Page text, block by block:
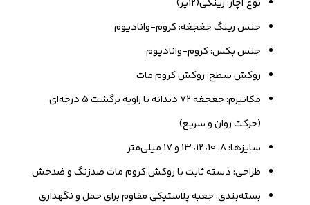
جنس رینگ جغجغه: کروم-وانادیوم
جنس بکس: کروم-وانادیوم
روکش سطح: روکش کروم مات
مکانیزم: جغجغه 72 دندانه با زاویه برگشت 5 درجه‌ای
(حرکت روان و سریع)
سایزها: 8، 10، 12، 13 و 17 میلی‌متر
طراحی: دسته ثابت با روکش کروم مات ضدزنگ و ضدخش
بسته‌بندی: جعبه پلاستیکی مقاوم برای حمل و نگهداری